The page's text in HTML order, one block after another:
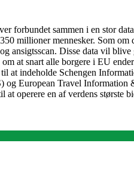
forbundet sammen i en stor
millioner mennesker. Som
ansigtsscan. Disse data vil
at snart alle borgere i EU
indeholde Schengen
og European Travel
operere en af verdens største